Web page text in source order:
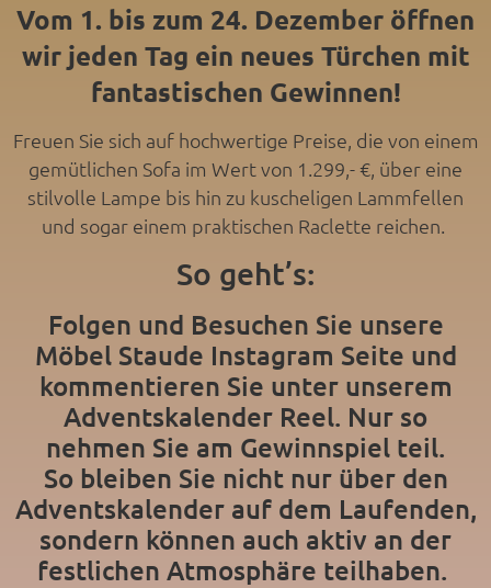
Vom 1. bis zum 24. Dezember öffnen
wir jeden Tag ein neues Türchen mit
fantastischen Gewinnen!
Freuen Sie sich auf hochwertige Preise, die von einem
gemütlichen Sofa im Wert von 1.299,- €, über eine
stilvolle Lampe bis hin zu kuscheligen Lammfellen
und sogar einem praktischen Raclette reichen.
So geht’s:
Folgen und Besuchen Sie unsere
Möbel Staude Instagram Seite und
kommentieren Sie unter unserem
Adventskalender Reel. Nur so
nehmen Sie am Gewinnspiel teil.
So bleiben Sie nicht nur über den
Adventskalender auf dem Laufenden,
sondern können auch aktiv an der
festlichen Atmosphäre teilhaben.